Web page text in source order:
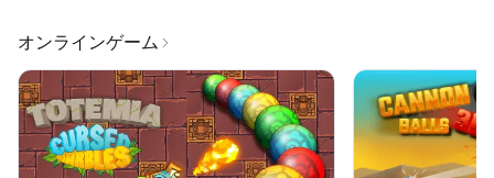
オンラインゲーム